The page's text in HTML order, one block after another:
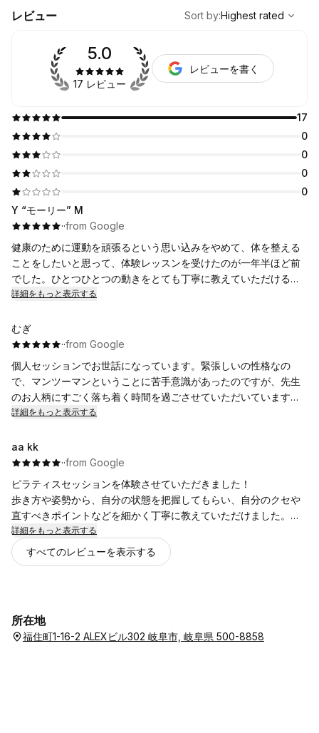
Just a 5-minute walk from JR Gifu
レビュー
Highest rated
Sort by:Highest rated
17
0
0
0
0
5.0
17 レビュー
レビューを書く
Y “モーリー” M
··from Google
健康のために運動を頑張るという思い込みをやめて、体を整える
ことをしたいと思って、体験レッスンを受けたのが一年半ほど前
でした。ひとつひとつの動きをとても丁寧に教えていただけるの
が気に入って、今に至ってます。
ぎ澄まされるようです。静かに自分の体に向き合うと、日常では
気付くことのできない感覚を覚えることがあって、興味深いで
説してくださいます。時には哲学的な話になることもあって、面
白いです。
毎回、体がスッキリするだけでなく、気持ちも軽くなって贅沢な
時間です。
詳細をもっと表示する
むぎ
··from Google
個人セッションでお世話になっています。緊張しいの性格なの
で、マンツーマンということに苦手意識があったのですが、先生
のお人柄にすごく落ち着く時間を過ごさせていただいています。
お腹の不調、頭痛、肩こり、体力筋力の無さなど色々身体の悩み
セッションを進めてくださいます。
様々な身体の不調を抱えていらっしゃる方に、是非お勧めしたい
詳細をもっと表示する
aa kk
··from Google
ピラティスセッションを体験させていただきました！
歩き方や姿勢から、自分の状態を把握してもらい、自分のクセや
直すべきポイントなどを細かく丁寧に教えていただけました。
筋膜をゆるめてから、呼吸を意識した動きをしていくことで、身
体全体の緊張がほぐれ、"本来の呼吸"を取り戻せたような感覚に
なり、身体がかなり楽になりました。
呼吸がいかに大切かがより実感できたので、日常からも意識して
いこうと思います。
詳細をもっと表示する
すべてのレビューを表示する
所在地
福住町1-16-2 ALEXビル302 岐阜市, 岐阜県 500-8858